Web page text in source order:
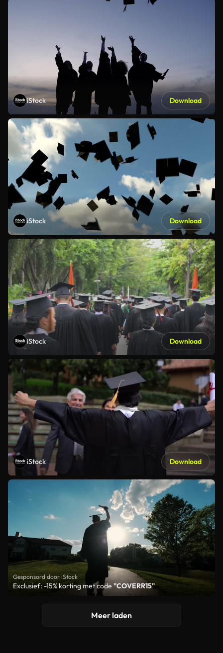
iStock Download
iStock Download
iStock Download
iStock Download
Gesponsord door iStock
Exclusief: -15% korting met code"COVERR15"
Meer laden